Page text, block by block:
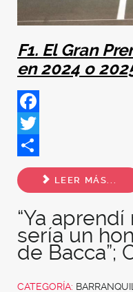
F1. El Gran
en 2024 o
Facebook
Twitter
Share
LEER MÁS...
“Ya
sería un
de Bacca”;
CATEGORÍA: